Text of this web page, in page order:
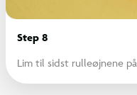
Step 8
Lim til sidst rulleøjnene